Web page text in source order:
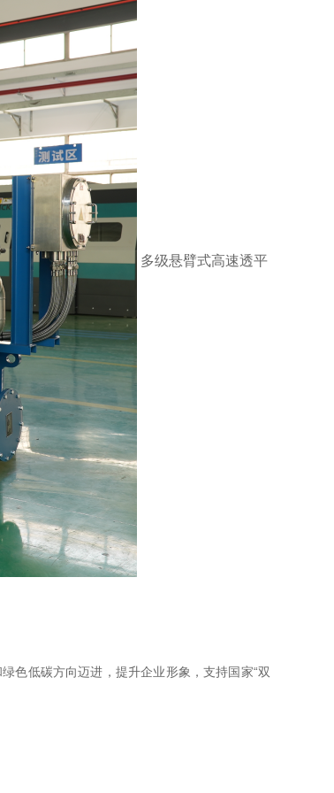
多级悬臂式高速透平
色低碳方向迈进，提升企业形象，支持国家“双